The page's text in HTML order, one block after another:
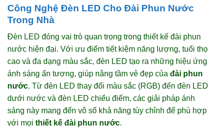
Công Nghệ Đèn LED Cho Đài Phun Nước
Trong Nhà
Đèn LED đóng vai trò quan trọng trong thiết kế đài phun
nước hiện đại. Với ưu điểm tiết kiệm năng lượng, tuổi thọ
cao và đa dạng màu sắc, đèn LED tạo ra những hiệu ứng
ánh sáng ấn tượng, giúp nâng tầm vẻ đẹp của đài phun
nước. Từ đèn LED thay đổi màu sắc (RGB) đến đèn LED
dưới nước và đèn LED chiếu điểm, các giải pháp ánh
sáng này mang đến vô số khả năng tùy chỉnh để phù hợp
với mọi thiết kế đài phun nước.